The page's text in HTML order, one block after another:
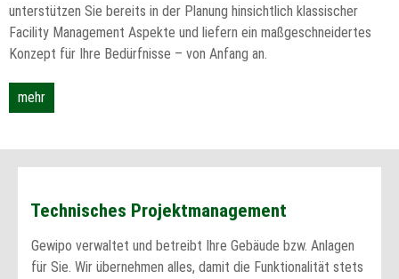
unterstützen Sie bereits in der Planung hinsichtlich klassischer
Facility Management Aspekte und liefern ein maßgeschneidertes
Konzept für Ihre Bedürfnisse – von Anfang an.
mehr
Technisches Projektmanagement
Gewipo verwaltet und betreibt Ihre Gebäude bzw. Anlagen
für Sie. Wir übernehmen alles, damit die Funktionalität stets